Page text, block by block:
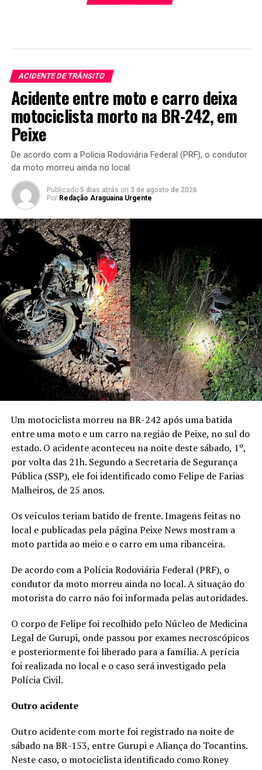
ACIDENTE DE TRÂNSITO
Acidente entre moto e carro deixa
motociclista morto na BR-242, em
Peixe
De acordo com a Polícia Rodoviária Federal (PRF), o condutor
da moto morreu ainda no local.
Publicado 5 dias atrás on 3 de agosto de 2026
Por Redação Araguaina Urgente
Um motociclista morreu na BR-242 após uma batida
entre uma moto e um carro na região de Peixe, no sul do
estado. O acidente aconteceu na noite deste sábado, 1º,
por volta das 21h. Segundo a Secretaria de Segurança
Pública (SSP), ele foi identificado como Felipe de Farias
Malheiros, de 25 anos.
Os veículos teriam batido de frente. Imagens feitas no
local e publicadas pela página Peixe News mostram a
moto partida ao meio e o carro em uma ribanceira.
De acordo com a Polícia Rodoviária Federal (PRF), o
condutor da moto morreu ainda no local. A situação do
motorista do carro não foi informada pelas autoridades.
O corpo de Felipe foi recolhido pelo Núcleo de Medicina
Legal de Gurupi, onde passou por exames necroscópicos
e posteriormente foi liberado para a família. A perícia
foi realizada no local e o caso será investigado pela
Polícia Civil.
Outro acidente
Outro acidente com morte foi registrado na noite de
sábado na BR-153, entre Gurupi e Aliança do Tocantins.
Neste caso, o motociclista identificado como Roney